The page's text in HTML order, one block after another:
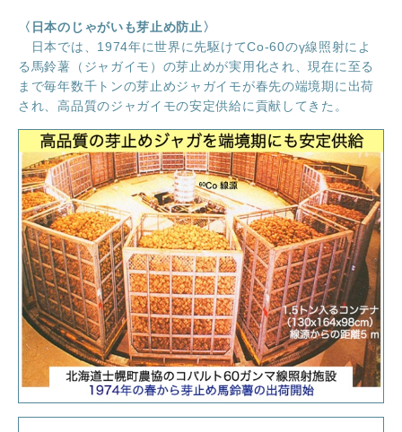
〈日本のじゃがいも芽止め防止〉
日本では、1974年に世界に先駆けてCo-60のγ線照射によ
る馬鈴薯（ジャガイモ）の芽止めが実用化され、現在に至る
まで毎年数千トンの芽止めジャガイモが春先の端境期に出荷
され、高品質のジャガイモの安定供給に貢献してきた。